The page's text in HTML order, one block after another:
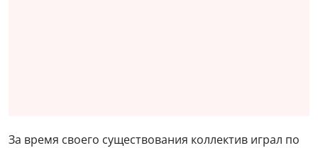
За время своего существования коллектив играл по